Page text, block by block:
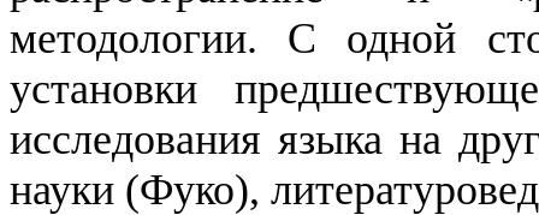
методологии. С одной
установки
исследования языка на
науки (Фуко),